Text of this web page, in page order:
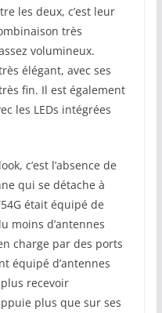
les deux, c’est leur
très
volumineux.
élégant, avec ses
fin. Il est également
les LEDs intégrées
c’est l’absence de
qui se détache à
était équipé de
moins d’antennes
charge par des ports
équipé d’antennes
recevoir
plus que sur ses